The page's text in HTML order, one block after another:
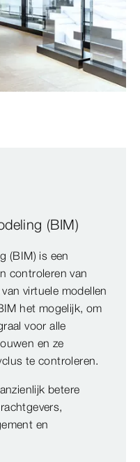
(BIM)
(BIM) is een
controleren van
virtuele modellen
het mogelijk, om
voor alle
en ze
te controleren.
betere
en